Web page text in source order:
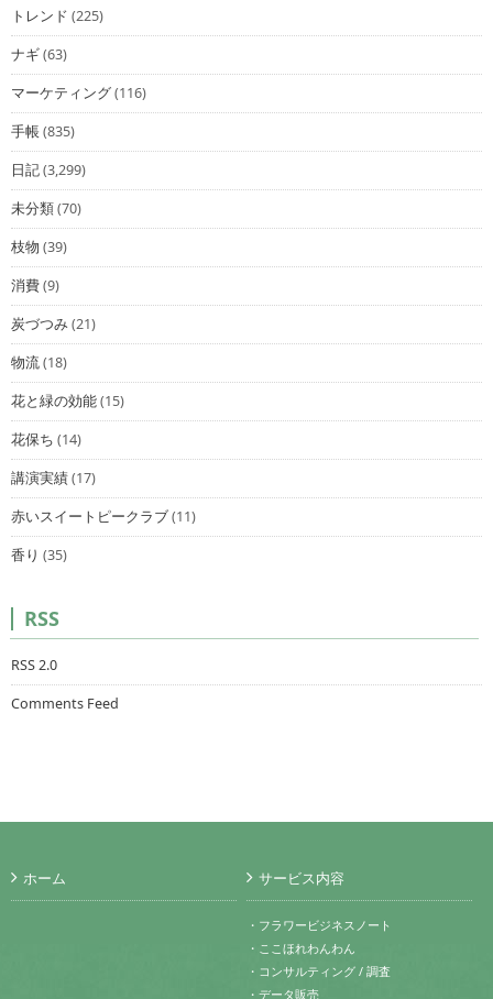
トレンド (225)
ナギ(63)
マーケティング(116)
手帳(835)
日記(3,299)
未分類(70)
枝物 (39)
消費(9)
炭づつみ(21)
物流(18)
花と緑の効能(15)
花保ち (14)
講演実績(17)
赤いスイートピークラブ(11)
香り (35)
RSS
RSS 2.0
Comments Feed
ホーム サービス内容
・フラワービジネスノート
・ここほれわんわん
・コンサルティング / 調査
・データ販売